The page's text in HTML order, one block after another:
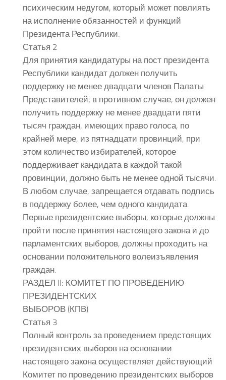
психическим недугом, который может повлиять
на исполнение обязанностей и функций
Президента Республики.
Статья 2
Для принятия кандидатуры на пост президента
Республики кандидат должен получить
поддержку не менее двадцати членов Палаты
Представителей; в противном случае, он должен
получить поддержку не менее двадцати пяти
тысяч граждан, имеющих право голоса, по
крайней мере, из пятнадцати провинций, при
этом количество избирателей, которое
поддерживает кандидата в каждой такой
провинции, должно быть не менее одной тысячи.
В любом случае, запрещается отдавать подпись
в поддержку более, чем одного кандидата.
Первые президентские выборы, которые должны
пройти после принятия настоящего закона и до
парламентских выборов, должны проходить на
основании положительного волеизъявления
граждан.
РАЗДЕЛ II: КОМИТЕТ ПО ПРОВЕДЕНИЮ
ПРЕЗИДЕНТСКИХ
ВЫБОРОВ (КПВ)
Статья 3
Полный контроль за проведением предстоящих
президентских выборов на основании
настоящего закона осуществляет действующий
Комитет по проведению президентских выборов